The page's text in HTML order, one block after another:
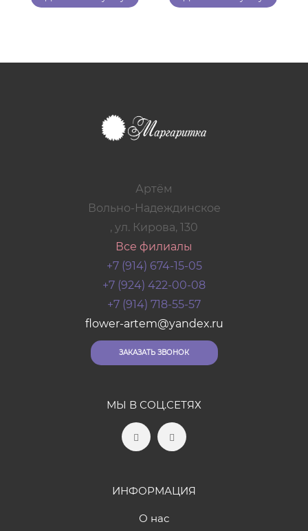
Артём
Вольно-Надеждинское
, ул. Кирова, 130
Все филиалы
+7 (914) 674-15-05
+7 (924) 422-00-08
+7 (914) 718-55-57
flower-artem@yandex.ru
ЗАКАЗАТЬ ЗВОНОК
МЫ В СОЦ.СЕТЯХ
ИНФОРМАЦИЯ
О нас